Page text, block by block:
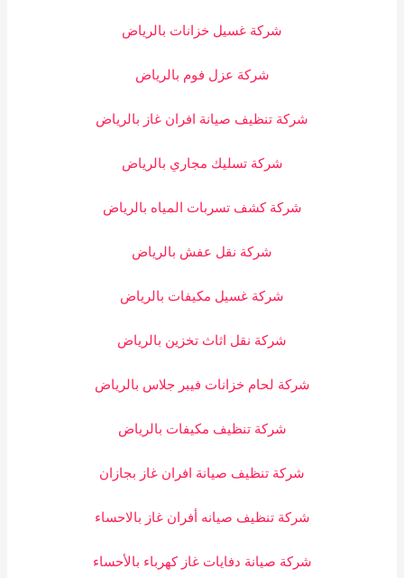
شركة غسيل خزانات بالرياض
شركة عزل فوم بالرياض
شركة تنظيف صيانة افران غاز بالرياض
شركة تسليك مجاري بالرياض
شركة كشف تسربات المياه بالرياض
شركة نقل عفش بالرياض
شركة غسيل مكيفات بالرياض
شركة نقل اثاث تخزين بالرياض
شركة لحام خزانات فيبر جلاس بالرياض
شركة تنظيف مكيفات بالرياض
شركة تنظيف صيانة افران غاز بجازان
شركة تنظيف صيانه أفران غاز بالاحساء
شركة صيانة دفايات غاز كهرباء بالأحساء